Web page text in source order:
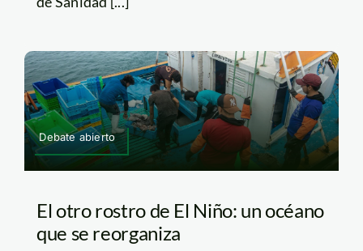
Debate abierto
El otro rostro de El Niño: un océano
que se reorganiza